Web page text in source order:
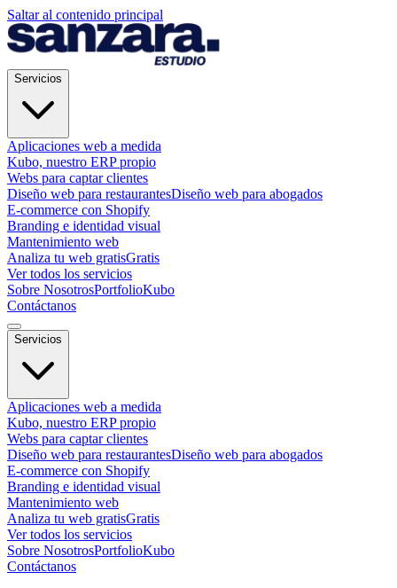
Saltar al contenido principal
Servicios
Aplicaciones web a medida
Kubo, nuestro ERP propio
Webs para captar clientes
Diseño web para restaurantesDiseño web para abogados
E-commerce con Shopify
Branding e identidad visual
Mantenimiento web
Analiza tu web gratisGratis
Ver todos los servicios
Sobre NosotrosPortfolioKubo
Contáctanos
Servicios
Aplicaciones web a medida
Kubo, nuestro ERP propio
Webs para captar clientes
Diseño web para restaurantesDiseño web para abogados
E-commerce con Shopify
Branding e identidad visual
Mantenimiento web
Analiza tu web gratisGratis
Ver todos los servicios
Sobre NosotrosPortfolioKubo
Contáctanos